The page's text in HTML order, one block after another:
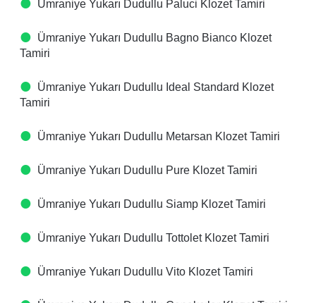
Ümraniye Yukarı Dudullu Paluci Klozet Tamiri
Ümraniye Yukarı Dudullu Bagno Bianco Klozet
Tamiri
Ümraniye Yukarı Dudullu Ideal Standard Klozet
Tamiri
Ümraniye Yukarı Dudullu Metarsan Klozet Tamiri
Ümraniye Yukarı Dudullu Pure Klozet Tamiri
Ümraniye Yukarı Dudullu Siamp Klozet Tamiri
Ümraniye Yukarı Dudullu Tottolet Klozet Tamiri
Ümraniye Yukarı Dudullu Vito Klozet Tamiri